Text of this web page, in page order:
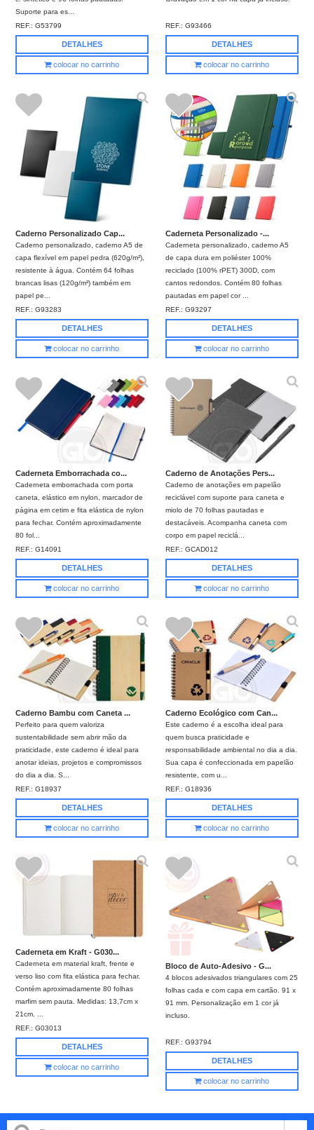
Suporte para es...
REF.:G53799
DETALHES
colocar no carrinho
REF.:G93466
DETALHES
colocar no carrinho
Caderno Personalizado Cap...
Caderno personalizado, caderno A5 de
capa flexível em papel pedra (620g/m²),
resistente à água. Contém 64 folhas
brancas lisas (120g/m²) também em
papel pe...
REF.:G93283
DETALHES
colocar no carrinho
Caderneta Personalizado -...
Caderneta personalizado, caderno A5
de capa dura em poliéster 100%
reciclado (100% rPET) 300D, com
cantos redondos. Contém 80 folhas
pautadas em papel cor ...
REF.:G93297
DETALHES
colocar no carrinho
Caderneta Emborrachada co...
Caderneta emborrachada com porta
caneta, elástico em nylon, marcador de
página em cetim e fita elástica de nylon
para fechar. Contém aproximadamente
80 fol...
REF.:G14091
DETALHES
colocar no carrinho
Caderno de Anotações Pers...
Caderno de anotações em papelão
reciclável com suporte para caneta e
miolo de 70 folhas pautadas e
destacáveis. Acompanha caneta com
corpo em papel reciclá...
REF.:GCAD012
DETALHES
colocar no carrinho
Caderno Bambu com Caneta ...
Perfeito para quem valoriza
sustentabilidade sem abrir mão da
praticidade, este caderno é ideal para
anotar ideias, projetos e compromissos
do dia a dia. S...
REF.:G18937
DETALHES
colocar no carrinho
Caderno Ecológico com Can...
Este caderno é a escolha ideal para
quem busca praticidade e
responsabilidade ambiental no dia a dia.
Sua capa é confeccionada em papelão
resistente, com u...
REF.:G18936
DETALHES
colocar no carrinho
Caderneta em Kraft - G030...
Caderneta em material kraft, frente e
verso liso com fita elástica para fechar.
Contém aproximadamente 80 folhas
marfim sem pauta. Medidas: 13,7cm x
21cm. ...
REF.:G03013
DETALHES
colocar no carrinho
Bloco de Auto-Adesivo - G...
4 blocos adesivados triangulares com 25
folhas cada e com capa em cartão. 91 x
91 mm. Personalização em 1 cor já
incluso.
REF.:G93794
DETALHES
colocar no carrinho